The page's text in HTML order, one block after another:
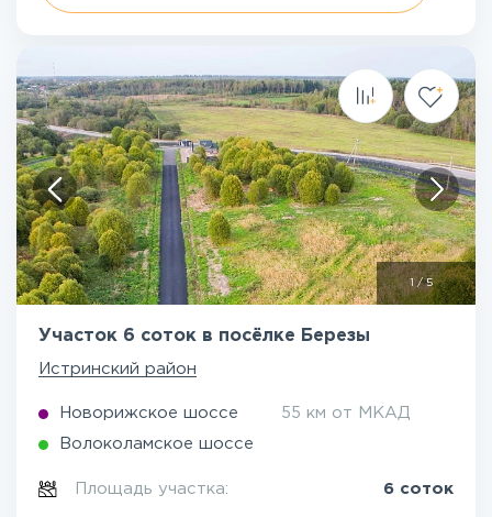
1 /5
Участок 6 соток в посёлке Березы
Истринский район
Новорижское шоссе 55 км от МКАД
Волоколамское шоссе
Площадь участка: 6 соток